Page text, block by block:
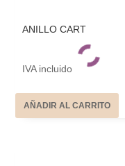
ANILLO CART
IVA incluido
AÑADIR AL CARRITO